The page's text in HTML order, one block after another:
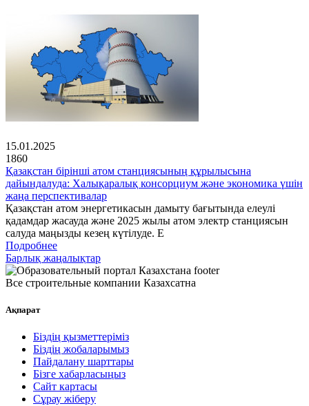
15.01.2025
1860
Қазақстан бірінші атом станциясының құрылысына
дайындалуда: Халықаралық консорциум және экономика үшін
жаңа перспективалар
Қазақстан атом энергетикасын дамыту бағытында елеулі
қадамдар жасауда және 2025 жылы атом электр станциясын
салуда маңызды кезең күтілуде. Е
Подробнее
Барлық жаңалықтар
Все строительные компании Казахсатна
Ақпарат
Біздің қызметтеріміз
Біздің жобаларымыз
Пайдалану шарттары
Бізге хабарласыңыз
Сайт картасы
Сұрау жіберу